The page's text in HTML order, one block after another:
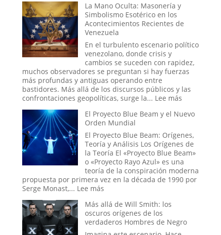
El
Símbolo
del
Infinito
y
el
Ciclo
Eterno
de
la
La Mano Oculta: Masonería y
Simbolismo Esotérico en los
Acontecimientos Recientes de
Venezuela
En el turbulento escenario político
venezolano, donde crisis y
cambios se suceden con rapidez,
muchos observadores se preguntan si hay fuerzas
más profundas y antiguas operando entre
bastidores. Más allá de los discursos públicos y las
confrontaciones geopolíticas, surge la... Lee más:
Mano
Masonería
y
Simbolismo
Esotérico
en
los
El Proyecto Blue Beam y el Nuevo
Orden Mundial
El Proyecto Blue Beam: Orígenes,
Teoría y Análisis Los Orígenes de
la Teoría El «Proyecto Blue Beam»
o «Proyecto Rayo Azul» es una
teoría de la conspiración moderna
propuesta por primera vez en la década de 1990 por
Serge Monast,... Lee más:
Proyecto
Blue
Beam
y
Más allá de Will Smith: los
oscuros orígenes de los
verdaderos Hombres de Negro